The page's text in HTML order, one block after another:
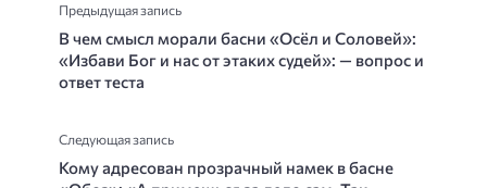
Предыдущая запись
В чем смысл морали басни «Осёл и Соловей»:
«Избави Бог и нас от этаких судей»: — вопрос и
ответ теста
Следующая запись
Кому адресован прозрачный намек в басне